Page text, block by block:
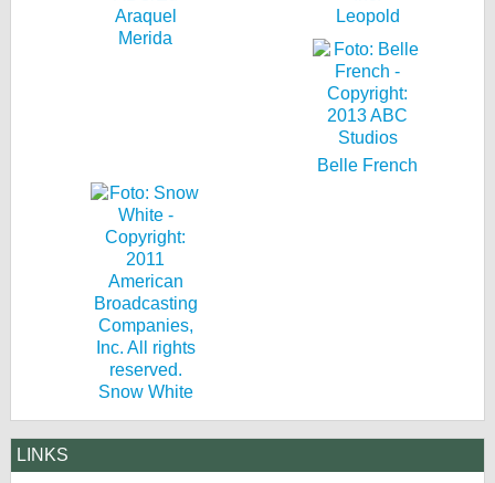
Merida
Leopold
Belle French
Snow White
LINKS